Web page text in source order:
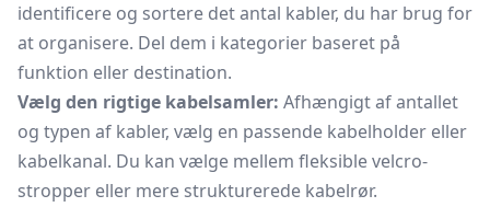
identificere og sortere det antal kabler, du har brug for
at organisere. Del dem i kategorier baseret på
funktion eller destination.
Vælg den rigtige kabelsamler: Afhængigt af antallet
og typen af kabler, vælg en passende kabelholder eller
kabelkanal. Du kan vælge mellem fleksible velcro-
stropper eller mere strukturerede kabelrør.